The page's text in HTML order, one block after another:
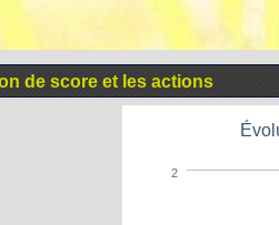
de score et les actions
2